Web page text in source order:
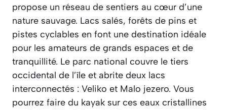
propose un réseau de sentiers au cœur d’une
nature sauvage. Lacs salés, forêts de pins et
pistes cyclables en font une destination idéale
pour les amateurs de grands espaces et de
tranquillité. Le parc national couvre le tiers
occidental de l’île et abrite deux lacs
interconnectés : Veliko et Malo jezero. Vous
pourrez faire du kayak sur ces eaux cristallines